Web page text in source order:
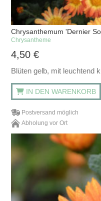
Chrysanthemum 'Dernier
Chrysantheme
4,50€
Blüten gelb, mit leuchtend
IN DEN WARENKORB
Postversand möglich
Abholung vor Ort